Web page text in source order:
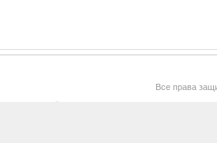
Все права